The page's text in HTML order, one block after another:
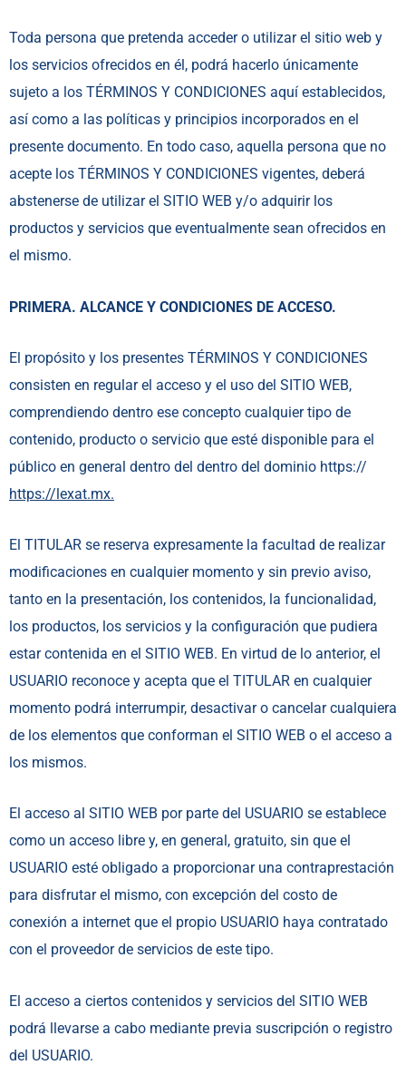
Toda persona que pretenda acceder o utilizar el sitio web y
los servicios ofrecidos en él, podrá hacerlo únicamente
sujeto a los TÉRMINOS Y CONDICIONES aquí establecidos,
así como a las políticas y principios incorporados en el
presente documento. En todo caso, aquella persona que no
acepte los TÉRMINOS Y CONDICIONES vigentes, deberá
abstenerse de utilizar el SITIO WEB y/o adquirir los
productos y servicios que eventualmente sean ofrecidos en
el mismo.
PRIMERA. ALCANCE Y CONDICIONES DE ACCESO.
El propósito y los presentes TÉRMINOS Y CONDICIONES
consisten en regular el acceso y el uso del SITIO WEB,
comprendiendo dentro ese concepto cualquier tipo de
contenido, producto o servicio que esté disponible para el
público en general dentro del dentro del dominio https://
https://lexat.mx.
El TITULAR se reserva expresamente la facultad de realizar
modificaciones en cualquier momento y sin previo aviso,
tanto en la presentación, los contenidos, la funcionalidad,
los productos, los servicios y la configuración que pudiera
estar contenida en el SITIO WEB. En virtud de lo anterior, el
USUARIO reconoce y acepta que el TITULAR en cualquier
momento podrá interrumpir, desactivar o cancelar cualquiera
de los elementos que conforman el SITIO WEB o el acceso a
los mismos.
El acceso al SITIO WEB por parte del USUARIO se establece
como un acceso libre y, en general, gratuito, sin que el
USUARIO esté obligado a proporcionar una contraprestación
para disfrutar el mismo, con excepción del costo de
conexión a internet que el propio USUARIO haya contratado
con el proveedor de servicios de este tipo.
El acceso a ciertos contenidos y servicios del SITIO WEB
podrá llevarse a cabo mediante previa suscripción o registro
del USUARIO.